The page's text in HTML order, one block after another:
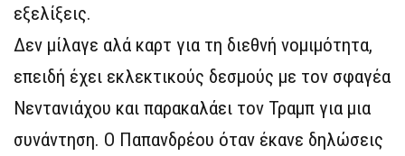
εξελίξεις.
Δεν μίλαγε αλά καρτ για τη διεθνή νομιμότητα,
επειδή έχει εκλεκτικούς δεσμούς με τον σφαγέα
Νεντανιάχου και παρακαλάει τον Τραμπ για μια
συνάντηση. Ο Παπανδρέου όταν έκανε δηλώσεις